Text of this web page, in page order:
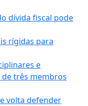
dívida fiscal pode
rígidas para
e
três membros
volta defender